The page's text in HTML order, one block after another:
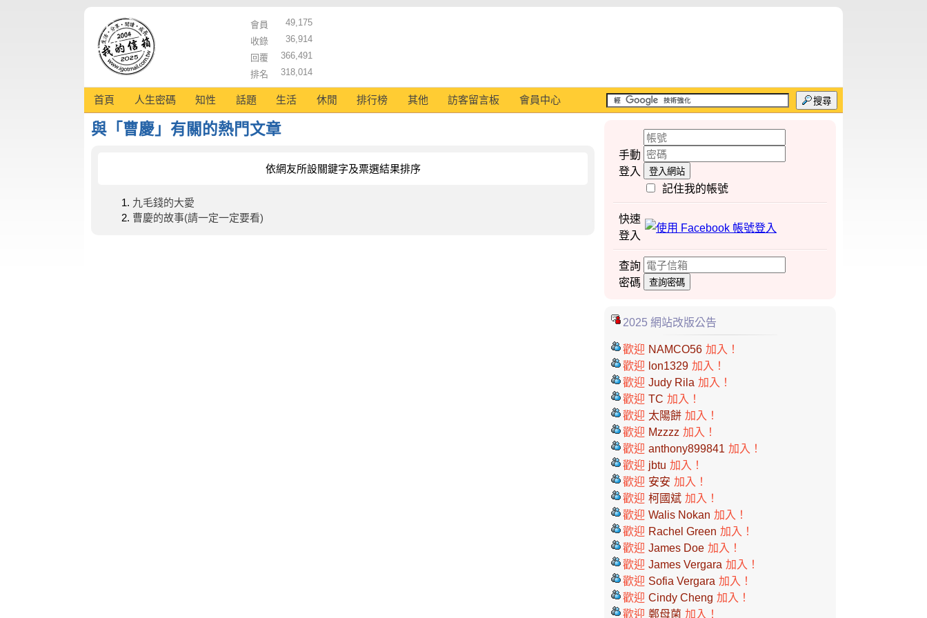
會員
49,175
收錄
36,914
回覆
366,491
排名
318,014
首頁 人生密碼 知性 話題 生活 休閒 排行榜 其他 訪客留言板 會員中心 搜尋
與「曹慶」有關的熱門文章
依網友所設關鍵字及票選結果排序
九毛錢的大愛
曹慶的故事(請一定一定要看)
手動
登入
登入網站
記住我的帳號
快速
登入
查詢
密碼
查詢密碼
2025 網站改版公告
歡迎 NAMCO56 加入！
歡迎 lon1329 加入！
歡迎 Judy Rila 加入！
歡迎 TC 加入！
歡迎 太陽餅 加入！
歡迎 Mzzzz 加入！
歡迎 anthony899841 加入！
歡迎 jbtu 加入！
歡迎 安安 加入！
歡迎 柯國斌 加入！
歡迎 Walis Nokan 加入！
歡迎 Rachel Green 加入！
歡迎 James Doe 加入！
歡迎 James Vergara 加入！
歡迎 Sofia Vergara 加入！
歡迎 Cindy Cheng 加入！
歡迎 鄭母菌 加入！